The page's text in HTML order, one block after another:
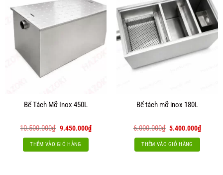
Bể Tách Mỡ Inox 450L
10.500.000₫ Giá
là:
10.500.000₫.
9.450.000₫Giá
hiện
THÊM VÀO GIỎ HÀNG
Bể tách mỡ inox 180L
6.000.000₫ Giá
là:
6.000.000₫.
5.400.000₫Giá
hiện
THÊM VÀO GIỎ HÀNG